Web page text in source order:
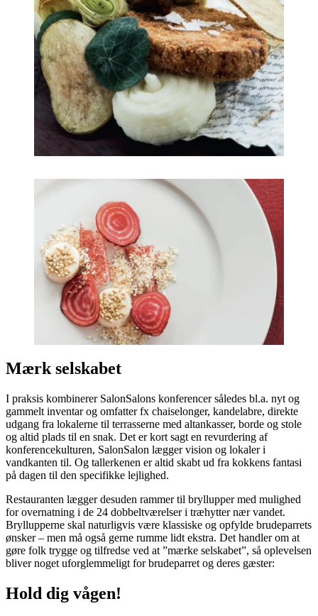
Mærk selskabet
I praksis kombinerer SalonSalons konferencer således bl.a. nyt og
gammelt inventar og omfatter fx chaiselonger, kandelabre, direkte
udgang fra lokalerne til terrasserne med altankasser, borde og stole
og altid plads til en snak. Det er kort sagt en revurdering af
konferencekulturen, SalonSalon lægger vision og lokaler i
vandkanten til. Og tallerkenen er altid skabt ud fra kokkens fantasi
på dagen til den specifikke lejlighed.
Restauranten lægger desuden rammer til bryllupper med mulighed
for overnatning i de 24 dobbeltværelser i træhytter nær vandet.
Bryllupperne skal naturligvis være klassiske og opfylde brudeparrets
ønsker – men må også gerne rumme lidt ekstra. Det handler om at
gøre folk trygge og tilfredse ved at ”mærke selskabet”, så oplevelsen
bliver noget uforglemmeligt for brudeparret og deres gæster:
Hold dig vågen!